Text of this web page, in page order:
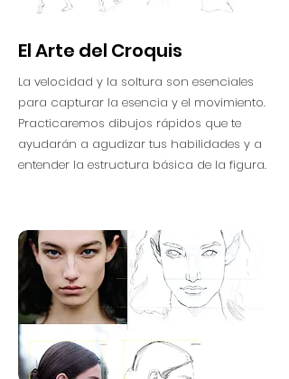
El Arte del Croquis
La velocidad y la soltura son esenciales
para capturar la esencia y el movimiento.
Practicaremos dibujos rápidos que te
ayudarán a agudizar tus habilidades y a
entender la estructura básica de la figura.